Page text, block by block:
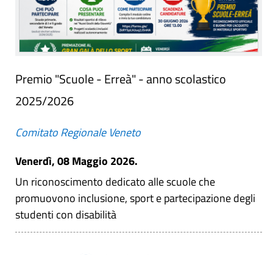
Premio "Scuole - Erreà" - anno scolastico
2025/2026
Comitato Regionale Veneto
Venerdì, 08 Maggio 2026.
Un riconoscimento dedicato alle scuole che
promuovono inclusione, sport e partecipazione degli
studenti con disabilità